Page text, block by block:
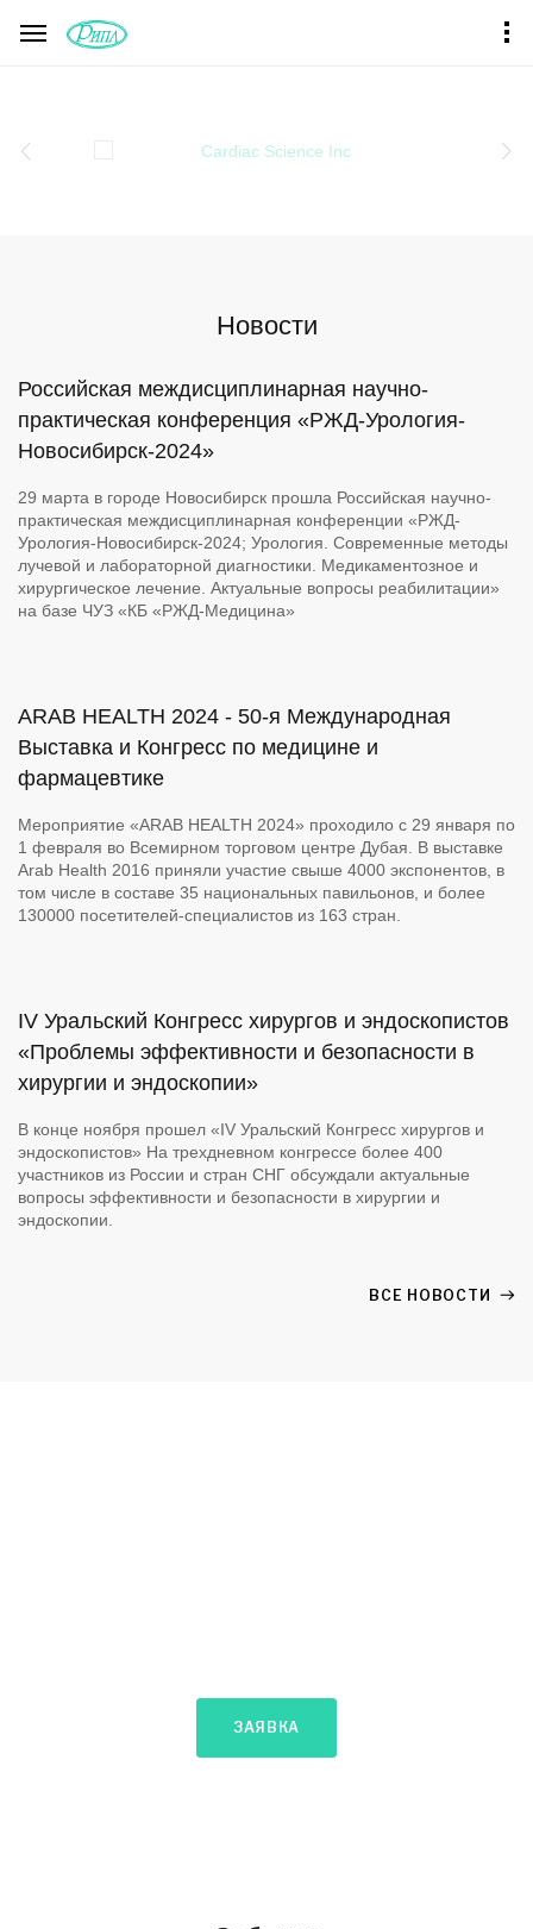
Новости
Российская междисциплинарная научно-
практическая конференция «РЖД-Урология-
Новосибирск-2024»
29 марта в городе Новосибирск прошла Российская научно-
практическая междисциплинарная конференции «РЖД-
Урология-Новосибирск-2024; Урология. Современные методы
лучевой и лабораторной диагностики. Медикаментозное и
хирургическое лечение. Актуальные вопросы реабилитации»
на базе ЧУЗ «КБ «РЖД-Медицина»
ARAB HEALTH 2024 - 50-я Международная
Выставка и Конгресс по медицине и
фармацевтике
Мероприятие «ARAB HEALTH 2024» проходило с 29 января по
1 февраля во Всемирном торговом центре Дубая. В выставке
Arab Health 2016 приняли участие свыше 4000 экспонентов, в
том числе в составе 35 национальных павильонов, и более
130000 посетителей-специалистов из 163 стран.
IV Уральский Конгресс хирургов и эндоскопистов
«Проблемы эффективности и безопасности в
хирургии и эндоскопии»
В конце ноября прошел «IV Уральский Конгресс хирургов и
эндоскопистов» На трехдневном конгрессе более 400
участников из России и стран СНГ обсуждали актуальные
вопросы эффективности и безопасности в хирургии и
эндоскопии.
ВСЕ НОВОСТИ
ЗАЯВКА